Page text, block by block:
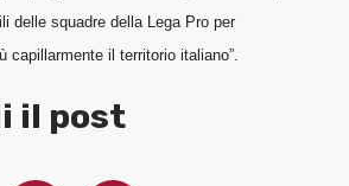
delle squadre della Lega Pro per
capillarmente il territorio italiano”.
il post